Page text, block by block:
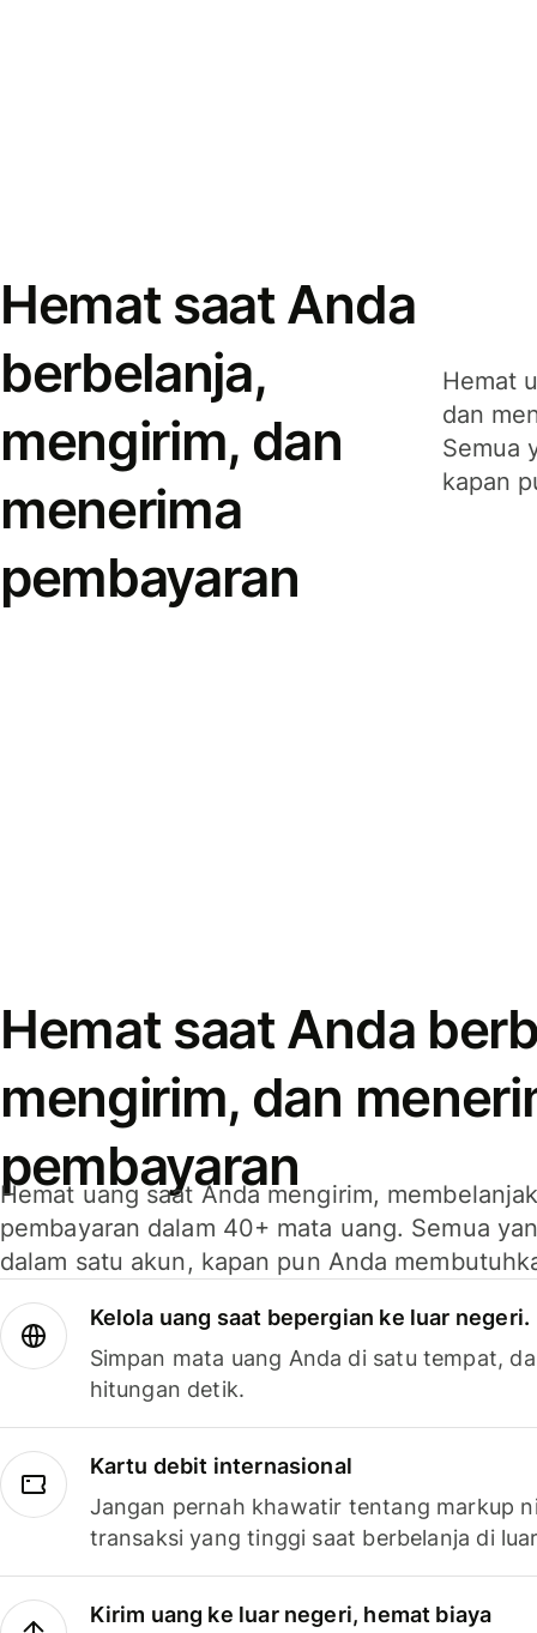
Hemat saat Anda
berbelanja,
mengirim, dan
menerima
pembayaran
Hemat
dan
Semua
kapan
Hemat saat Anda
mengirim, dan
pembayaran
Hemat uang saat Anda mengirim,
pembayaran dalam 40+ mata uang. Semua
dalam satu akun, kapan pun Anda
Kelola uang saat bepergian ke luar negeri.
Simpan mata uang Anda di satu tempat,
hitungan detik.
Kartu debit internasional
Jangan pernah khawatir tentang markup
transaksi yang tinggi saat berbelanja di
Kirim uang ke luar negeri, hemat biaya